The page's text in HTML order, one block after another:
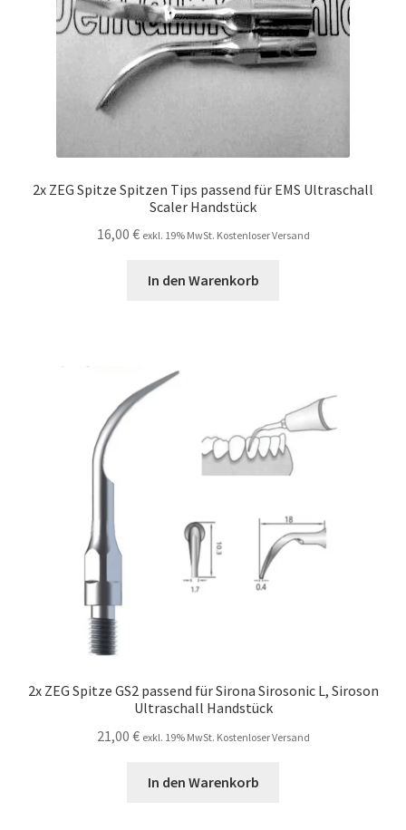
2x ZEG Spitze Spitzen Tips passend für EMS Ultraschall
Scaler Handstück
16,00 € exkl. 19% MwSt. Kostenloser Versand
In den Warenkorb
2x ZEG Spitze GS2 passend für Sirona Sirosonic L, Siroson
Ultraschall Handstück
21,00 € exkl. 19% MwSt. Kostenloser Versand
In den Warenkorb